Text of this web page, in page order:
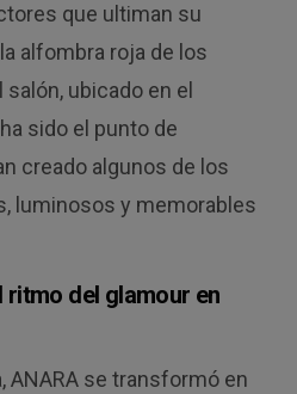
que ultiman su
alfombra roja de los
salón, ubicado en el
sido el punto de
creado algunos de los
luminosos y memorables
ritmo del glamour en
ANARA se transformó en